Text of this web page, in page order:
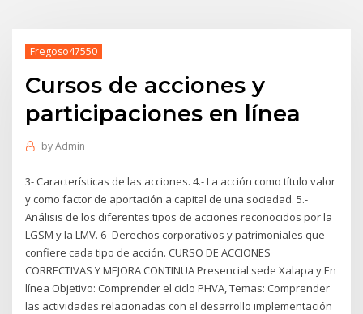
Fregoso47550
Cursos de acciones y
participaciones en línea
byAdmin
3- Características de las acciones. 4.- La acción como título valor
y como factor de aportación a capital de una sociedad. 5.-
Análisis de los diferentes tipos de acciones reconocidos por la
LGSM y la LMV. 6- Derechos corporativos y patrimoniales que
confiere cada tipo de acción. CURSO DE ACCIONES
CORRECTIVAS Y MEJORA CONTINUA Presencial sede Xalapa y En
línea Objetivo: Comprender el ciclo PHVA, Temas: Comprender
las actividades relacionadas con el desarrollo implementación